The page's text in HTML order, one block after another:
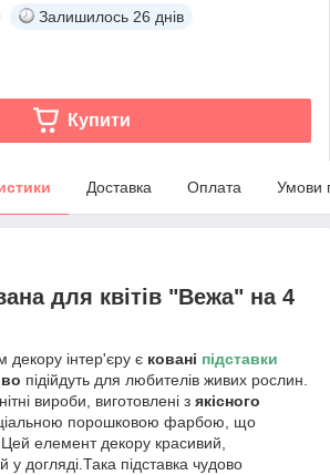
Залишилось 26 днів
Купити
Доставка Оплата Умови
для квітів "Вежа" на 4
інтер'єру є ковані підставки
підійдуть для любителів живих рослин.
вироби, виготовлені з якісного
порошковою фарбою, що
Цей елемент декору красивий,
у догляді.Така підставка чудово